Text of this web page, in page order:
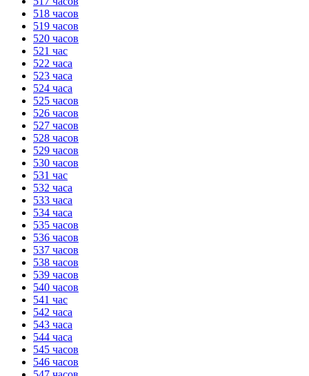
518 часов
519 часов
520 часов
521 час
522 часа
523 часа
524 часа
525 часов
526 часов
527 часов
528 часов
529 часов
530 часов
531 час
532 часа
533 часа
534 часа
535 часов
536 часов
537 часов
538 часов
539 часов
540 часов
541 час
542 часа
543 часа
544 часа
545 часов
546 часов